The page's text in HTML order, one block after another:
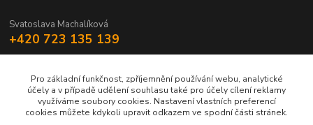
Svatoslava Machalíková
+420 723 135 139
Pro základní funkčnost, zpříjemnění používání webu, analytické
účely a v případě udělení souhlasu také pro účely cílení reklamy
využíváme soubory cookies. Nastavení vlastních preferencí
cookies můžete kdykoli upravit odkazem ve spodní části stránek.